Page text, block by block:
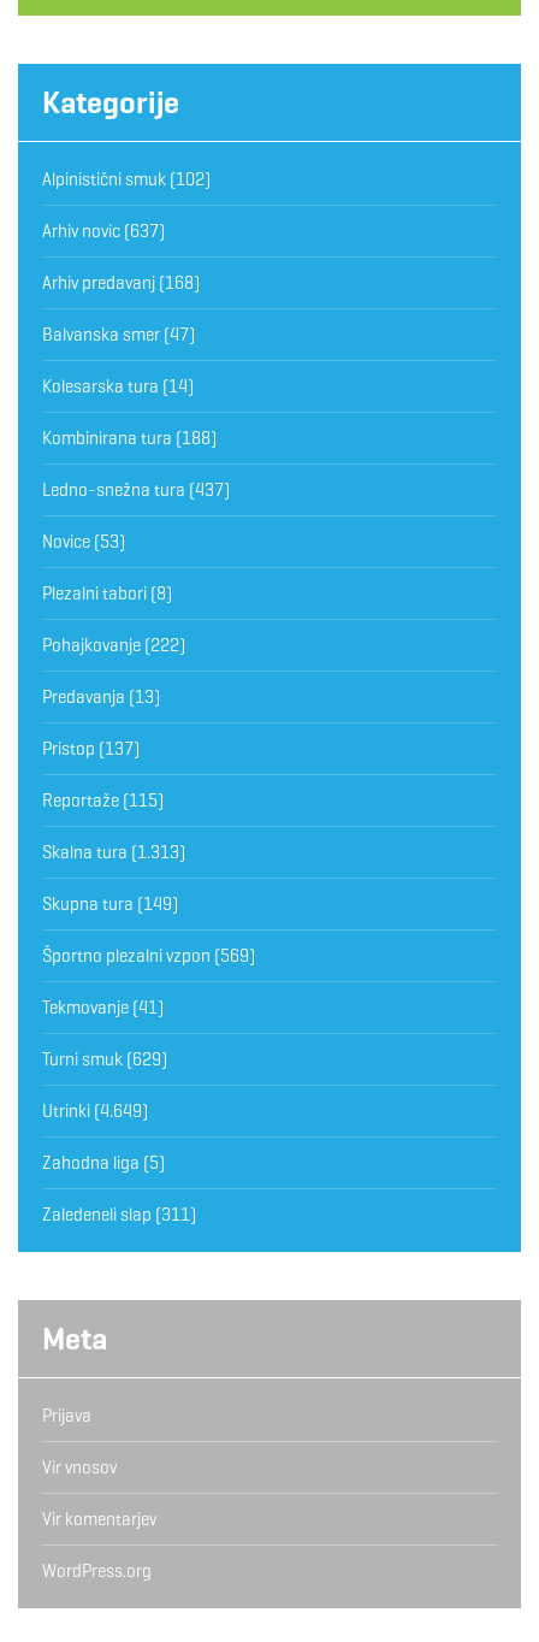
Kategorije
Alpinistični smuk (102)
Arhiv novic (637)
Arhiv predavanj (168)
Balvanska smer (47)
Kolesarska tura (14)
Kombinirana tura (188)
Ledno-snežna tura (437)
Novice (53)
Plezalni tabori (8)
Pohajkovanje (222)
Predavanja (13)
Pristop (137)
Reportaže (115)
Skalna tura (1.313)
Skupna tura (149)
Športno plezalni vzpon (569)
Tekmovanje (41)
Turni smuk (629)
Utrinki (4.649)
Zahodna liga (5)
Zaledeneli slap (311)
Meta
Prijava
Vir vnosov
Vir komentarjev
WordPress.org